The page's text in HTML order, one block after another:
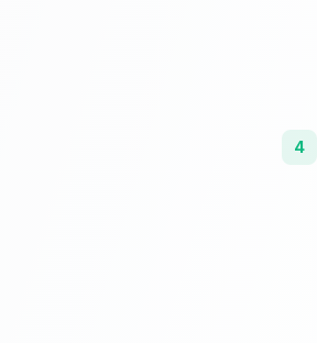
4